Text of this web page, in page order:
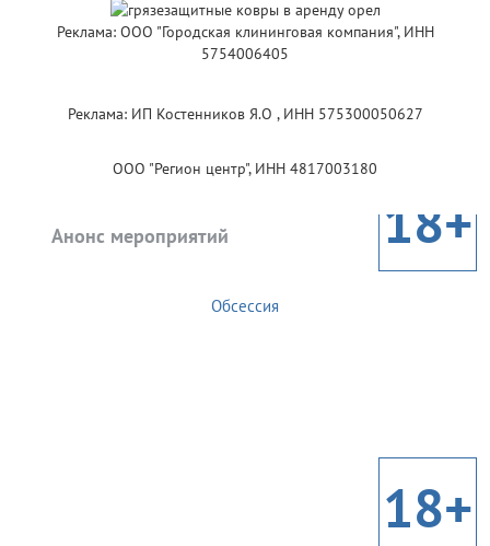
Реклама: ООО "Городская клининговая компания", ИНН
5754006405
Реклама: ИП Костенников Я.О , ИНН 575300050627
ООО "Регион центр", ИНН 4817003180
Анонс мероприятий 18+
Обсессия
18+